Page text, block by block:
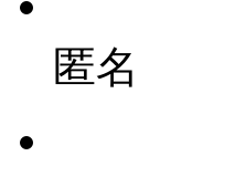
匿名